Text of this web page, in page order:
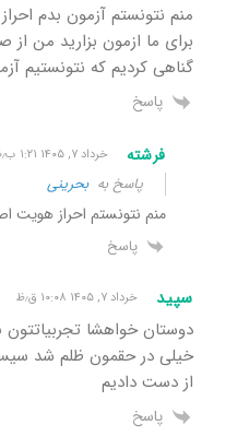
منم نتونستم آزمون بدم
برای ما ازمون بزارید من
گناهی کردیم که نتونستیم
پاسخ
فرشته خرداد ۷, ۱۴۰۵ ۱:۲۱ ب٫ظ
پاسخ بهبحرینی
منم نتونستم احراز هویت
پاسخ
سپید خرداد ۷, ۱۴۰۵ ۱۰:۰۸ ق٫ظ
دوستان خواهشا
خیلی در حقمون ظلم شد
از دست دادیم
پاسخ